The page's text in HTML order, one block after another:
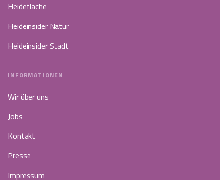
Heidefläche
Heideinsider Natur
Heideinsider Stadt
INFORMATIONEN
Wir über uns
Jobs
Kontakt
Presse
Impressum